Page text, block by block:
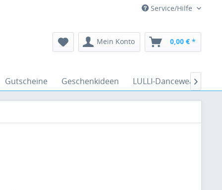
Service/Hilfe
Mein Konto 0,00 € *
Gutscheine Geschenkideen LULLI-Dancewear
